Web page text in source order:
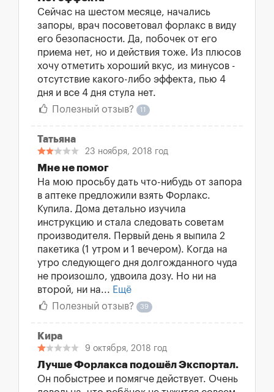
Сейчас на шестом месяце, начались
запоры, врач посоветовал форлакс в виду
его безопасности. Да, побочек от его
приема нет, но и действия тоже. Из плюсов
хочу отметить хороший вкус, из минусов -
отсутствие какого-либо эффекта, пью 4
дня и все 4 дня стула нет.
Полезный отзыв?
11
Татьяна
23 ноября, 2018 год
Мне не помог
На мою просьбу дать что-нибудь от запора
в аптеке предложили взять Форлакс.
Купила. Дома детально изучила
инструкцию и стала следовать советам
производителя. Первый день я выпила 2
пакетика (1 утром и 1 вечером). Когда на
утро следующего дня долгожданного чуда
не произошло, удвоила дозу. Но ни на
второй, ни на... Ещё
Полезный отзыв?
39
Кира
9 октября, 2018 год
Лучше Форлакса подошёл Экспортал.
Он побыстрее и помягче действует. Очень